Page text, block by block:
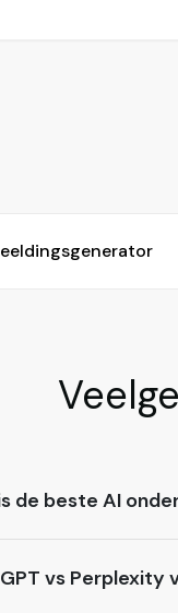
de beste AI
vs Perplexity